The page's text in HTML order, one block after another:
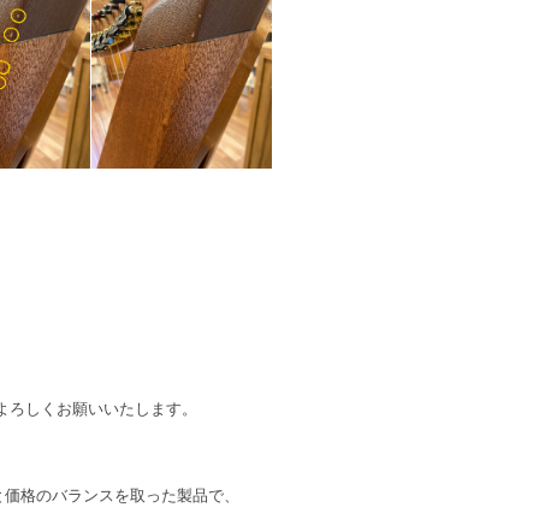
しくお願いいたします。
格のバランスを取った製品で、